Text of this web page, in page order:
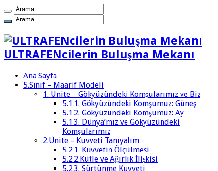
ULTRAFENcilerin Buluşma Mekanı
Ana Sayfa
5.Sınıf – Maarif Modeli
1. Ünite – Gökyüzündeki Komşularımız ve Biz
5.1.1. Gökyüzündeki Komşumuz: Güneş
5.1.2. Gökyüzündeki Komşumuz: Ay
5.1.3. Dünya’mız ve Gökyüzündeki
Komşularımız
2.Ünite – Kuvveti Tanıyalım
5.2.1. Kuvvetin Ölçülmesi
5.2.2.Kütle ve Ağırlık İlişkisi
5.2.3. Sürtünme Kuvveti